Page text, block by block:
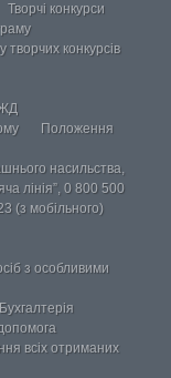
Творчі конкурси
творчих конкурсів
Положення
насильства,
лінія”, 0 800 500
(з мобільного)
з особливими
Бухгалтерія
всіх отриманих